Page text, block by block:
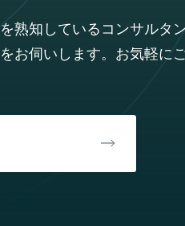
熟知しているコンサルタン
お伺いします。お気軽に